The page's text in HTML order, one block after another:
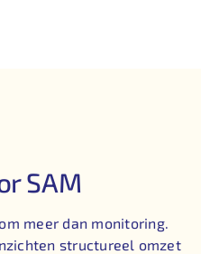
SAM
meer dan monitoring.
structureel omzet